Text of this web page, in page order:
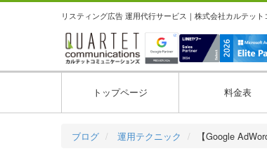
リスティング広告 運用代行サービス｜株式会社カルテッ
トップページ 料金表
ブログ 運用テクニック 【Google